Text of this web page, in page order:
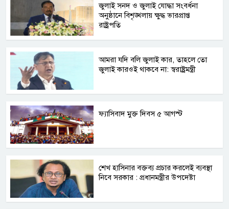
জুলাই সনদ ও জুলাই যোদ্ধা সংবর্ধনা
অনুষ্ঠানে বিশৃঙ্খলায় ক্ষুদ্ধ ভারপ্রাপ্ত
রাষ্ট্রপতি
আমরা যদি বলি জুলাই কার, তাহলে তো
জুলাই কারওই থাকবে না: স্বরাষ্ট্রমন্ত্রী
ফ্যাসিবাদ মুক্ত দিবস ৫ আগস্ট
শেখ হাসিনার বক্তব্য প্রচার করলেই ব্যবস্থা
নিবে সরকার : প্রধানমন্ত্রীর উপদেষ্টা